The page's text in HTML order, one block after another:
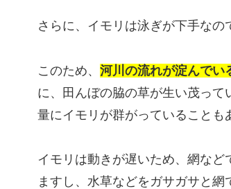
さらに、イモリは泳ぎが下手なの
このため、 河川の流れが淀んでい
に、田んぼの脇の草が生い茂っ
量にイモリが群がっていることも
イモリは動きが遅いため、網な
ますし、水草などをガサガサと網